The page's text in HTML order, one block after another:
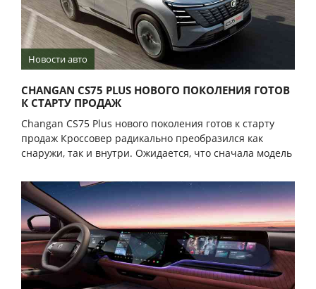
Новости авто
CHANGAN CS75 PLUS НОВОГО ПОКОЛЕНИЯ ГОТОВ
К СТАРТУ ПРОДАЖ
Changan CS75 Plus нового поколения готов к старту
продаж Кроссовер радикально преобразился как
снаружи, так и внутри. Ожидается, что сначала модель